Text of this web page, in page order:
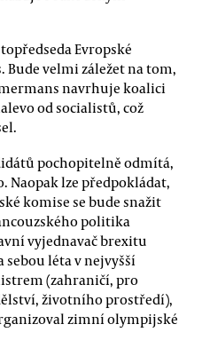
Evropské
velmi záležet na tom,
navrhuje koalici
od socialistů, což
pochopitelně odmítá,
Naopak lze předpokládat,
komise se bude snažit
politika
vyjednavač brexitu
sebou léta v nejvyšší
(zahraničí, pro
životního prostředí),
zimní olympijské